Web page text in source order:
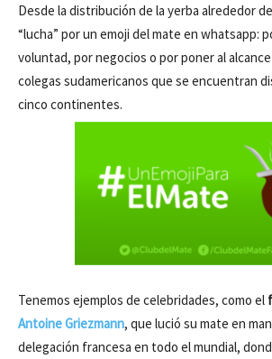
Desde la distribución de la yerba alrededor
“lucha” por un emoji del mate en whatsapp:
voluntad, por negocios o por poner al
colegas sudamericanos que se encuentran
cinco continentes.
Tenemos ejemplos de celebridades, como el
Antoine Griezmann, que lució su mate en
delegación francesa en todo el mundial,